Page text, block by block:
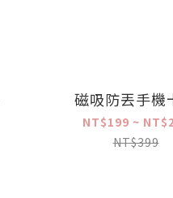
磁吸防丟手機
NT$199 ~
NT$399